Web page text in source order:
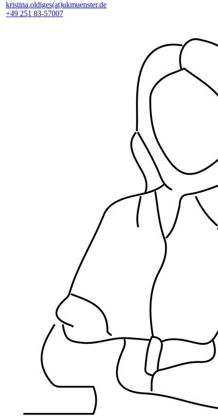
kristina.oldiges(at)ukmuenster.de
+49 251 83-57007